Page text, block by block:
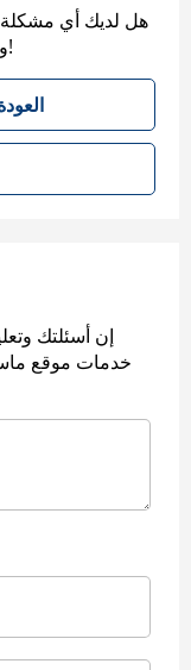
هل لديك أي مشكلة
وسنعاود التواصل معك. شكرًا على صبرك!
إن أسئلتك
خدمات موقع